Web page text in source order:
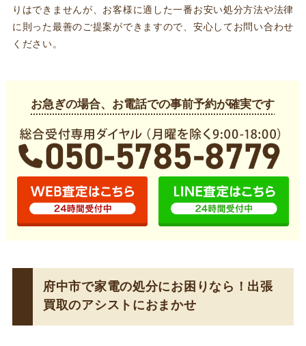
りはできませんが、お客様に適した一番お安い処分方法や法律
に則った最善のご提案ができますので、安心してお問い合わせ
ください。
お急ぎの場合、お電話での事前予約が確実です
府中市で家電の処分にお困りなら！出張
買取のアシストにおまかせ